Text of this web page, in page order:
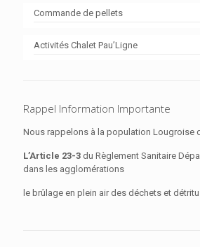
Commande de pellets
Activités Chalet Pau’Ligne
Rappel Information Importante
Nous rappelons à la population Lougroise
L’Article 23-3 du Règlement Sanitaire
dans les agglomérations
le brûlage en plein air des déchets et